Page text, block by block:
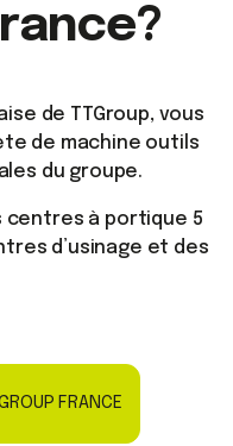
de TTGroup, vous
de machine outils
du groupe.
centres à portique 5
d’usinage et des
FRANCE